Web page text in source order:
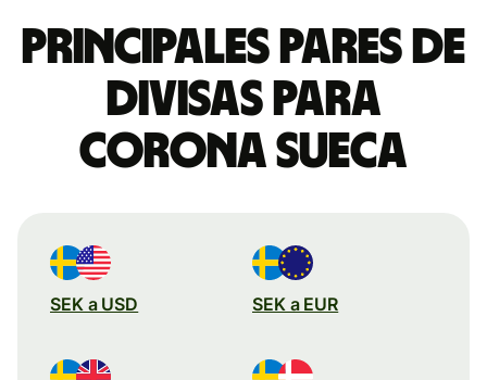
Principales pares de
divisas para
corona sueca
SEK a USD SEK a EUR